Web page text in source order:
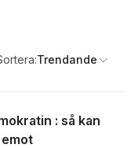
Trendande
: så kan